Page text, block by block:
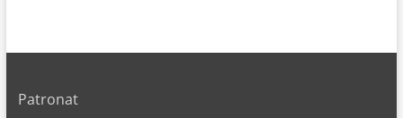
Patronat